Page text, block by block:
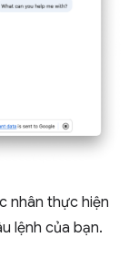
nhân thực hiện
lệnh của bạn.